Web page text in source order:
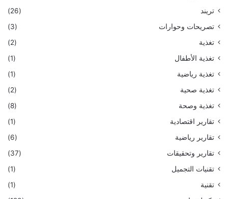
تريند
(26)
تصريحات وحوارات
(3)
تغذية
(2)
تغذية الأطفال
(1)
تغذية رياضية
(1)
تغذية صحية
(2)
تغذية وصحة
(8)
تقارير اقتصادية
(1)
تقارير رياضية
(6)
تقارير وتحقيقات
(37)
تقنيات التجميل
(1)
تقنية
(1)